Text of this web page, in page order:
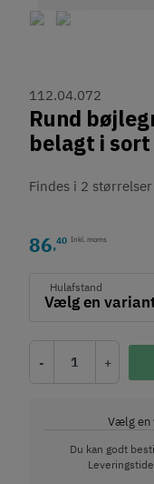
112.04.072
Rund
belagt i
Findes i 2 størrelser
86,40 Inkl. moms
Hulafstand
- +
Vælg en
Du kan godt